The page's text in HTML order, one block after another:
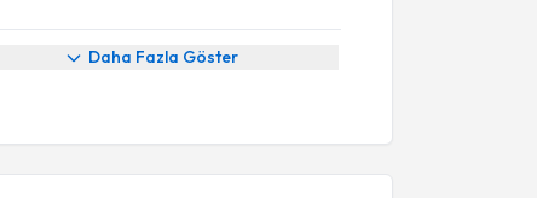
Daha Fazla Göster